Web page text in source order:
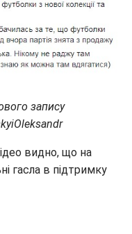
запису
видно, що на
гасла в підтримку